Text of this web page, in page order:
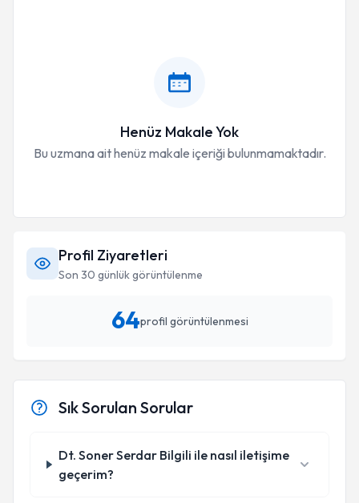
Henüz Makale Yok
Bu uzmana ait henüz makale içeriği bulunmamaktadır.
Profil Ziyaretleri
Son 30 günlük görüntülenme
64profil görüntülenmesi
Sık Sorulan Sorular
Dt. Soner Serdar Bilgili ile nasıl iletişime
geçerim?